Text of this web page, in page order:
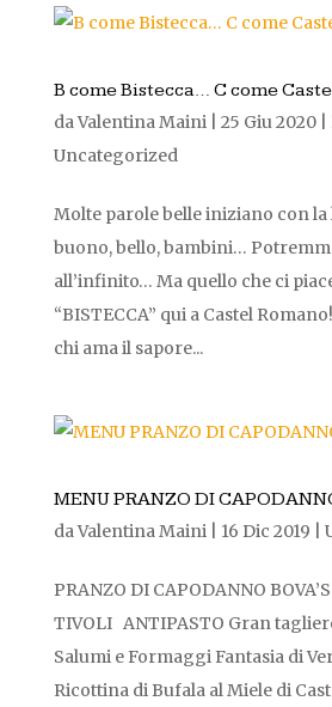
B come Bistecca… C come
daValentina Maini| 25 Giu 2020|
Uncategorized
Molte parole belle iniziano con la
buono, bello, bambini…
all’infinito… Ma quello che ci
“BISTECCA” qui a Castel
chi ama il sapore...
MENU PRANZO DI
daValentina Maini| 16 Dic 2019
PRANZO DI CAPODANNO
TIVOLI ANTIPASTO Gran
Salumi e Formaggi Fantasia di
Ricottina di Bufala al Miele di